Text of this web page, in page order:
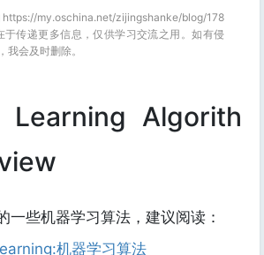
my.oschina.net/zijingshanke/blog/178
于传递更多信息，仅供学习交流之用。如有侵
我会及时删除。
Learning Algorith
一些机器学习算法，建议阅读：
机器学习算法